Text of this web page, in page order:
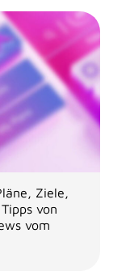
Ziele,
von
vom